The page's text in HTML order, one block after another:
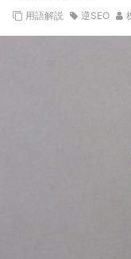
用語解説 逆SEO